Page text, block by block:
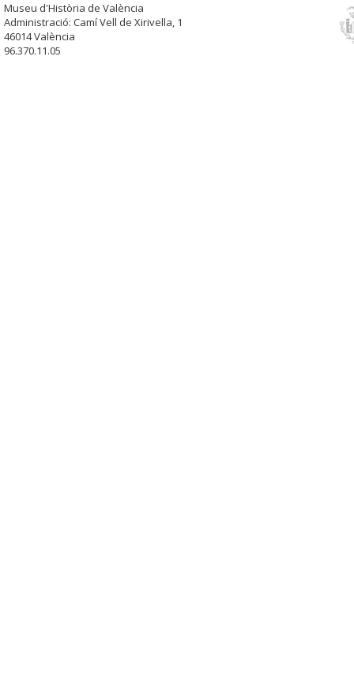
Museu d'Història de València
Administració: Camí Vell de Xirivella, 1
46014 València
96.370.11.05